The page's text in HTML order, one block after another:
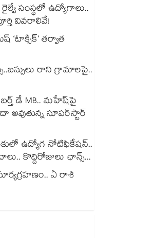
సంస్థలో ఉద్యోగాలు..
వివరాలివే!
‘టాక్సిక్’ తర్వాత
రాని గ్రామాలపై..
బర్త్ డే MB.. మహేష్‌పై
అవుతున్న సూపర్‌స్టార్
ఉద్యోగ నోటిఫికేషన్..
కొద్దిరోజులు ఛాన్స్...
ఏ రాశి